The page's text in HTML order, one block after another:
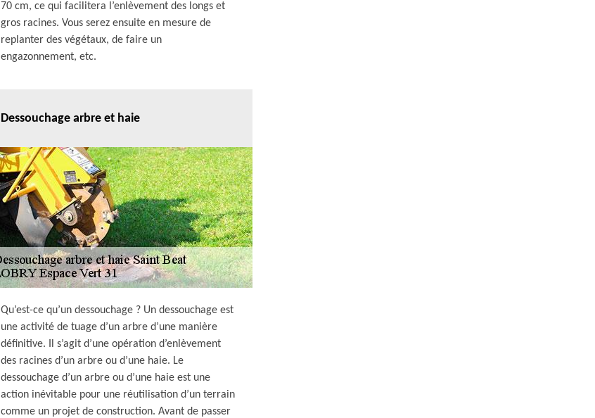
70 cm, ce qui facilitera l’enlèvement des longs et
gros racines. Vous serez ensuite en mesure de
replanter des végétaux, de faire un
engazonnement, etc.
Dessouchage arbre et haie
Qu’est-ce qu’un dessouchage ? Un dessouchage est
une activité de tuage d’un arbre d’une manière
définitive. Il s’agit d’une opération d’enlèvement
des racines d’un arbre ou d’une haie. Le
dessouchage d’un arbre ou d’une haie est une
action inévitable pour une réutilisation d’un terrain
comme un projet de construction. Avant de passer